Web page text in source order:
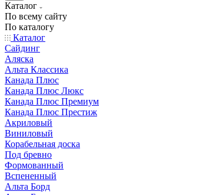
Каталог
По всему сайту
По каталогу
Каталог
Сайдинг
Аляска
Альта Классика
Канада Плюс
Канада Плюс Люкс
Канада Плюс Премиум
Канада Плюс Престиж
Акриловый
Виниловый
Корабельная доска
Под бревно
Формованный
Вспененный
Альта Борд